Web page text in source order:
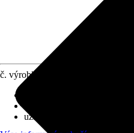
č. výrobku
uzavírací